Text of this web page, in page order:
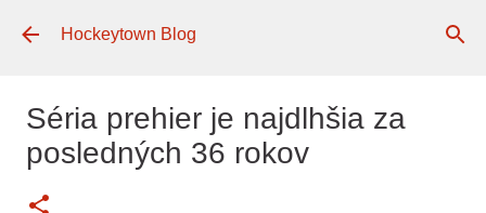
Preskočiť na hlavný obsah
Hockeytown Blog
Séria prehier je najdlhšia za
posledných 36 rokov